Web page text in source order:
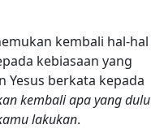
kembali hal-hal
kebiasaan yang
Yesus berkata kepada
kembali apa yang dulu
lakukan.